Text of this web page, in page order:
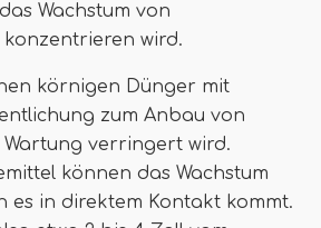
Wachstum von
konzentrieren wird.
körnigen Dünger mit
zum Anbau von
verringert wird.
können das Wachstum
es in direktem Kontakt kommt.